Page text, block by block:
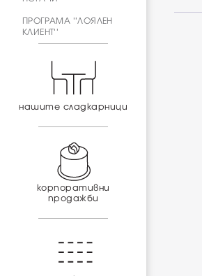
ПРОГРАМА ''ЛОЯЛЕН
КЛИЕНТ''
нашите сладкарници
корпоративни
продажби